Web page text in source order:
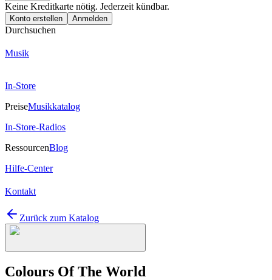
Keine Kreditkarte nötig. Jederzeit kündbar.
Konto erstellen Anmelden
Durchsuchen
Musik
In-Store
PreiseMusikkatalog
In-Store-Radios
RessourcenBlog
Hilfe-Center
Kontakt
Zurück zum Katalog
Colours Of The World